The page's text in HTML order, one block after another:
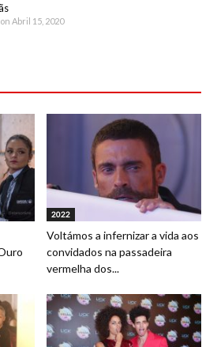
Abril 15, 2020
2022
Voltámos a infernizar a vida aos
convidados na passadeira
vermelha dos...